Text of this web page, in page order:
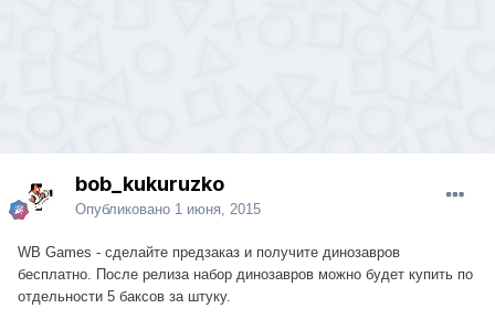
bob_kukuruzko
Опубликовано 1 июня, 2015
WB Games - сделайте предзаказ и получите динозавров
бесплатно. После релиза набор динозавров можно будет купить по
отдельности 5 баксов за штуку.